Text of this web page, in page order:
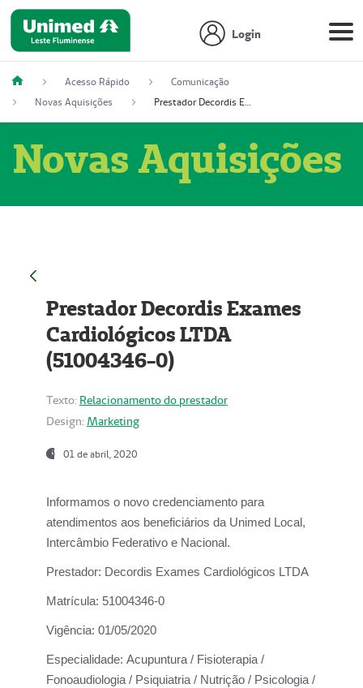
Login
Acesso Rápido
Comunicação
Novas Aquisições
Prestador Decordis Exames Cardiológicos LTDA (51004346-0)
Novas Aquisições
Prestador Decordis Exames
Cardiológicos LTDA
(51004346-0)
Texto: Relacionamento do prestador
Design: Marketing
01 de abril, 2020
Informamos o novo credenciamento para
atendimentos aos beneficiários da Unimed Local,
Intercâmbio Federativo e Nacional.
Prestador: Decordis Exames Cardiológicos LTDA
Matrícula: 51004346-0
Vigência: 01/05/2020
Especialidade: Acupuntura / Fisioterapia /
Fonoaudiologia / Psiquiatria / Nutrição / Psicologia /